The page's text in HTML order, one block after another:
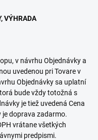
VÝHRADA
v návrhu Objednávky a
uvedenou pri Tovare v
Objednávky sa uplatní
bude vždy totožná s
je tiež uvedená Cena
je doprava zadarmo.
vrátane všetkých
predpismi.